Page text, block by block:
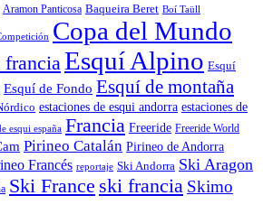
Aramon Panticosa Baqueira Beret Boí Taüll
Copa del Mundo
franciaEsquí Alpino Esquí
Esquí de Fondo Esquí de montaña
estaciones de esqui andorra estaciones de
esqui españa Francia Freeride Freeride World
Pirineo Catalán Pirineo de Andorra
Francés reportaje Ski Andorra Ski Aragon
Ski France ski francia Skimo